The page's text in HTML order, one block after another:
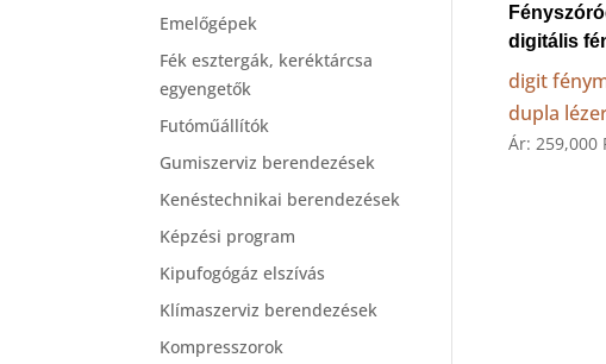
digitális
digit
dupla
Ár: 259,000
Emelőgépek
Fék esztergák, keréktárcsa
egyengetők
Futóműállítók
Gumiszerviz berendezések
Kenéstechnikai berendezések
Képzési program
Kipufogógáz elszívás
Klímaszerviz berendezések
Kompresszorok